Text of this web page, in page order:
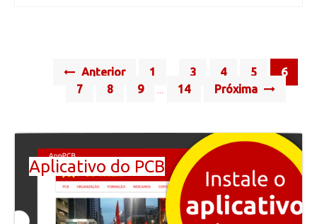
navigation
Anterior 1 3 4 5
6
7
8 9 14 Próxima
Aplicativo do PCB